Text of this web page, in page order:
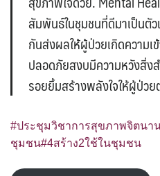
สัมพันธ์ในชุมชนที่ดีมาเป็นตัว
กันส่งผลให้ผู้ป่วยเกิดความเ
ปลอดภัยสงบมีความหวังสิ่
รอยยิ้มสร้างพลังใจให้ผู้ป่ว
#ประชุมวิชาการสุขภาพจิตนา
ชุมชน#4สร้าง2ใช้ในชุมชน